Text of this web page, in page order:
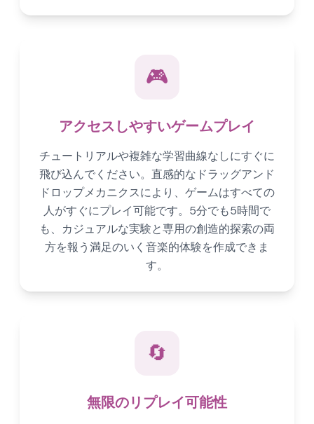
🎮
アクセスしやすいゲームプレイ
チュートリアルや複雑な学習曲線なしにすぐに
飛び込んでください。直感的なドラッグアンド
ドロップメカニクスにより、ゲームはすべての
人がすぐにプレイ可能です。5分でも5時間で
も、カジュアルな実験と専用の創造的探索の両
方を報う満足のいく音楽的体験を作成できま
す。
🔄
無限のリプレイ可能性